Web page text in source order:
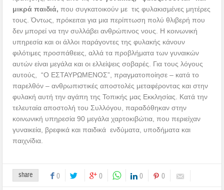
μικρά παιδιά, που συγκατοικούν με τις φυλακισμένες μητέρες
τους. Όντως, πρόκειται για μια περίπτωση πολύ θλιβερή που
δεν μπορεί να την συλλάβει ανθρώπινος νους. Η κοινωνική
υπηρεσία και οι άλλοι παράγοντες της φυλακής κάνουν
φιλότιμες προσπάθειες, αλλά τα προβλήματα των γυναικών
αυτών είναι μεγάλα και οι ελλείψεις σοβαρές. Για τους λόγους
αυτούς, “Ο ΕΣΤΑΥΡΩΜΕΝΟΣ”, πραγματοποίησε – κατά το
παρελθόν – ανθρωπιστικές αποστολές μεταφέροντας και στην
φυλακή αυτή την αγάπη της Τοπικής μας Εκκλησίας. Κατά την
τελευταία αποστολή του Συλλόγου, παραδόθηκαν στην
κοινωνική υπηρεσία 90 μεγάλα χαρτοκιβώτια, που περιείχαν
γυναικεία, βρεφικά και παιδικά ενδύματα, υποδήματα και
παιχνίδια.
share 0 0 0 0